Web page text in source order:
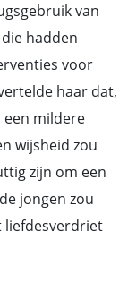
van
hadden
voor
haar dat,
een mildere
wijsheid zou
zijn om een
jongen zou
liefdesverdriet